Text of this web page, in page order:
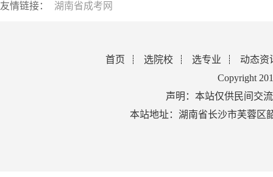
友情链接： 湖南省成考网
首页 选院校 选专业
动态资
Copyright
声明：本站仅供民间交
本站地址：湖南省长沙市芙蓉区